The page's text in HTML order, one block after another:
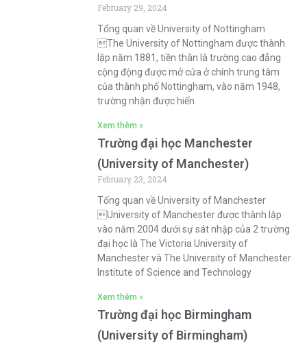
February 29, 2024
Tổng quan về University of Nottingham
The University of Nottingham được thành
lập năm 1881, tiền thân là trường cao đẳng
cộng động được mở cửa ở chính trung tâm
của thành phố Nottingham, vào năm 1948,
trường nhận được hiến
Xem thêm »
Trường đại học Manchester
(University of Manchester)
February 23, 2024
Tổng quan về University of Manchester
University of Manchester được thành lập
vào năm 2004 dưới sự sát nhập của 2 trường
đại học là The Victoria University of
Manchester và The University of Manchester
Institute of Science and Technology
Xem thêm »
Trường đại học Birmingham
(University of Birmingham)